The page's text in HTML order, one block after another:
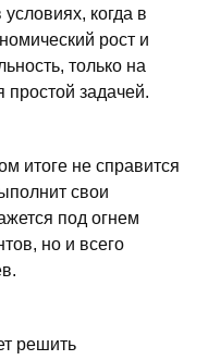
когда в
рост и
только на
простой задачей.
итоге не справится
свои
под огнем
но и всего
решить